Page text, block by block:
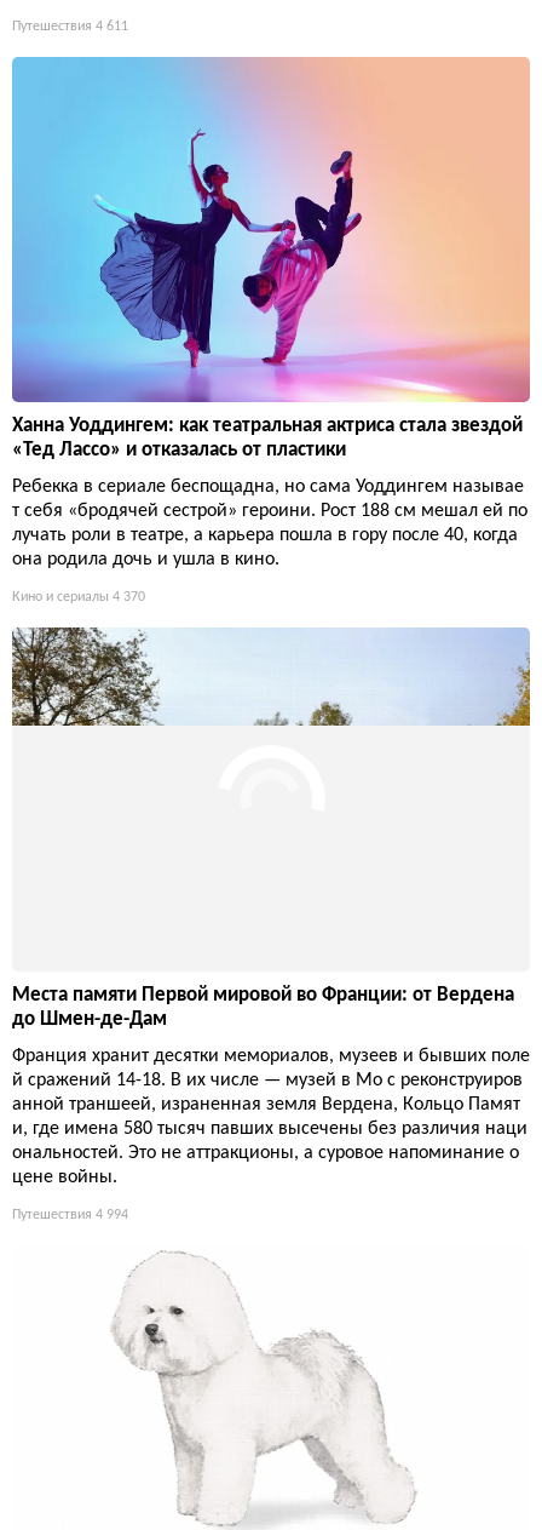
Путешествия 4 611
Ханна Уоддингем: как театральная актриса стала звездой
«Тед Лассо» и отказалась от пластики
Ребекка в сериале беспощадна, но сама Уоддингем называе
т себя «бродячей сестрой» героини. Рост 188 см мешал ей по
лучать роли в театре, а карьера пошла в гору после 40, когда
она родила дочь и ушла в кино.
Кино и сериалы 4 370
Места памяти Первой мировой во Франции: от Вердена
до Шмен-де-Дам
Франция хранит десятки мемориалов, музеев и бывших поле
й сражений 14-18. В их числе — музей в Мо с реконструиров
анной траншеей, израненная земля Вердена, Кольцо Памят
и, где имена 580 тысяч павших высечены без различия наци
ональностей. Это не аттракционы, а суровое напоминание о
цене войны.
Путешествия 4 994